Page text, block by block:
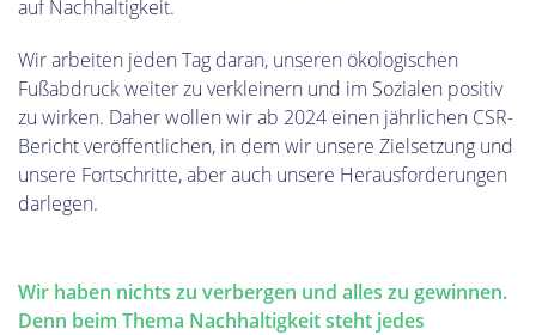
selbstverständlich für uns.
auf Nachhaltigkeit.
Wir arbeiten jeden Tag daran, unseren ökologischen
Fußabdruck weiter zu verkleinern und im Sozialen positiv
zu wirken. Daher wollen wir ab 2024 einen jährlichen CSR-
Bericht veröffentlichen, in dem wir unsere Zielsetzung und
unsere Fortschritte, aber auch unsere Herausforderungen
darlegen.
Wir haben nichts zu verbergen und alles zu gewinnen.
Denn beim Thema Nachhaltigkeit steht jedes